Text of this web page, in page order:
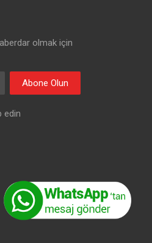
olmak için
Abone Olun
edin